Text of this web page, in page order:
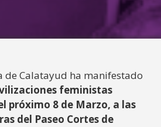
de Calatayud ha manifestado
feministas
próximo 8 de Marzo, a las
del Paseo Cortes de